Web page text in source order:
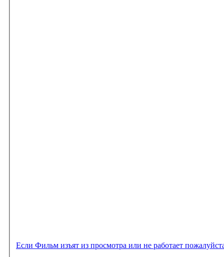
Если Фильм изъят из просмотра или не работает